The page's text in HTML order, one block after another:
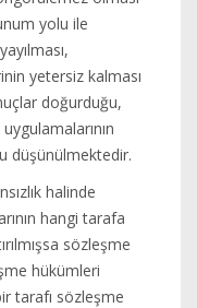
yolu ile
yetersiz kalması
doğurduğu,
düşünülmektedir.
halinde
hangi tarafa
sözleşme
hükümleri
tarafı sözleşme